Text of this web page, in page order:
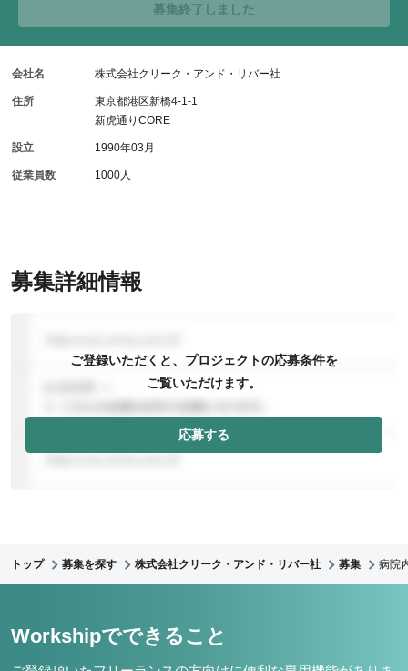
募集詳細情報
ご登録いただくと、プロジェクトの応募条件を
ご覧いただけます。
応募する
募集終了しました
会社名 株式会社クリーク・アンド・リバー社
住所
東京都港区新橋4-1-1
新虎通りCORE
設立 1990年03月
従業員数 1000人
トップ 募集を探す 株式会社クリーク・アンド・リバー社 募集 病院
Workshipでできること